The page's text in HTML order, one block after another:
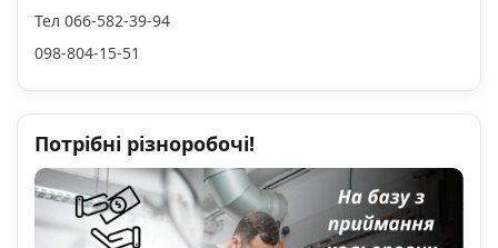
Тел 066-582-39-94
098-804-15-51
Потрібні різноробочі!